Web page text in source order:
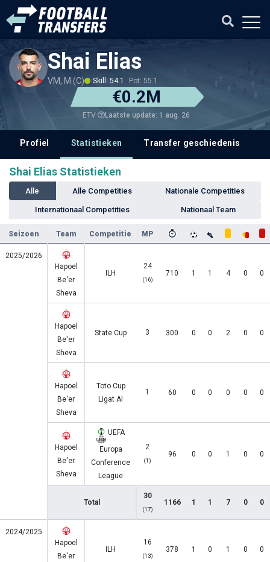
Shai Elias
VM, M (C) Skill: 54.1 Pot: 55.1
€0.2M
ETV Laatste update: 1 aug. 26
Profiel Statistieken Transfer geschiedenis
Shai Elias Statistieken
Alle Alle Competities Nationale Competities
Internationaal Competities Nationaal Team
Seizoen Team Competitie MP
2025/2026
Hapoel
Be'er
Sheva
ILH
24
(16)
710 1 1 4 0 0
Hapoel
Be'er
Sheva
State Cup 3 300 0 0 2 0 0
Hapoel
Be'er
Sheva
Toto Cup
Ligat Al
1 60 0 0 0 0 0
Hapoel
Be'er
Sheva
UEFA
Europa
Conference
League
2
(1)
96 0 0 1 0 0
Total
30
(17)
1166 1 1 7 0 0
2024/2025
Hapoel
Be'er
ILH
16
(13)
378 1 0 1 0 0